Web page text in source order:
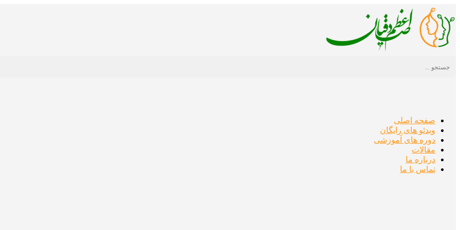
to
content
صفحه اصلی
ویدئو های رایگان
دوره های آموزشی
مقالات
درباره ما
تماس با ما